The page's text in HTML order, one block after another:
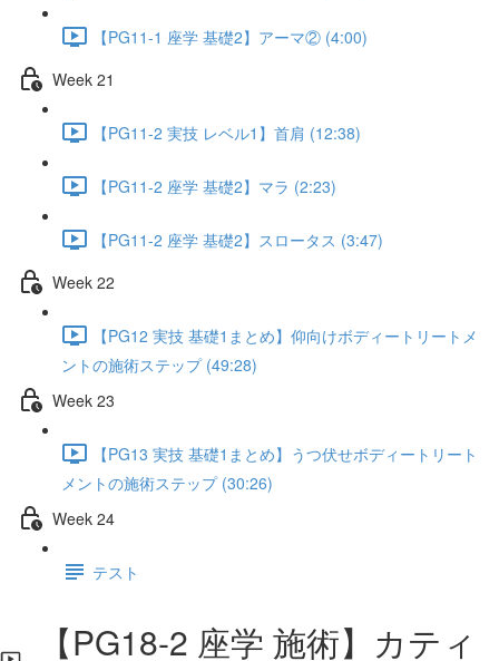
【PG11-1 座学 基礎2】アーマ② (4:00)
Week 21
【PG11-2 実技 レベル1】首肩 (12:38)
【PG11-2 座学 基礎2】マラ (2:23)
【PG11-2 座学 基礎2】スロータス (3:47)
Week 22
【PG12 実技 基礎1まとめ】仰向けボディートリートメ
ントの施術ステップ (49:28)
Week 23
【PG13 実技 基礎1まとめ】うつ伏せボディートリート
メントの施術ステップ (30:26)
Week 24
テスト
【PG18-2 座学 施術】カティ